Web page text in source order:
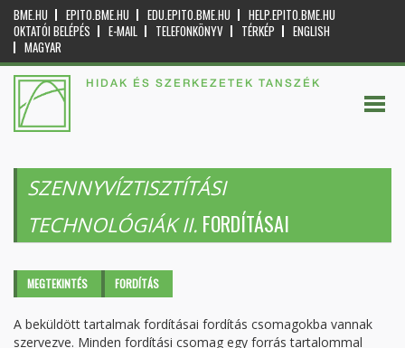
BME.HU EPITO.BME.HU EDU.EPITO.BME.HU
HELP.EPITO.BME.HU
OKTATÓI BELÉPÉS
E-MAIL TELEFONKÖNYV TÉRKÉP
ENGLISH
MAGYAR
HIDAK ÉS SZERKEZETEK TANSZÉK
SZENNYVÍZTISZTÍTÁSI
TECHNOLÓGIÁK II. FORDÍTÁSAI
Elsődleges fülek
MEGTEKINTÉS FORDÍTÁS
A beküldött tartalmak fordításai fordítás csomagokba vannak
szervezve. Minden fordítási csomag egy forrás tartalommal